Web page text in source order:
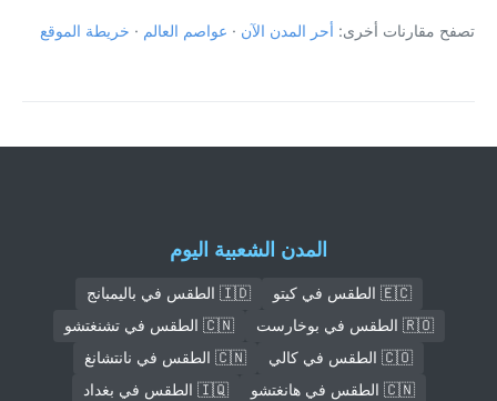
تصفح مقارنات أخرى: أحر المدن الآن · عواصم العالم · خريطة الموقع
المدن الشعبية اليوم
🇪🇨 الطقس في كيتو
🇮🇩 الطقس في باليمبانج
🇷🇴 الطقس في بوخارست
🇨🇳 الطقس في تشنغتشو
🇨🇴 الطقس في كالي
🇨🇳 الطقس في نانتشانغ
🇨🇳 الطقس في هانغتشو
🇮🇶 الطقس في بغداد